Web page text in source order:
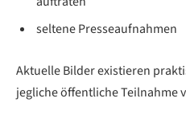
seltene Presseaufnahmen
Aktuelle Bilder existieren
jegliche öffentliche Teilnahme